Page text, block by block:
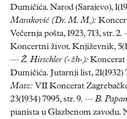
Dumičića. Narod (Sarajevo),
Maraković (Dr. M. M.):
Večernja pošta, 1923, 713, str.
Koncertni život. Književnik,
— Ž. Hirschler (-žh-): Koncerat
Dumičića. Jutarnji list, 21(1932)
Matz: VII Koncerat
23(1934) 7995, str. 9. — B.
pianista u Glazbenom zavodu.